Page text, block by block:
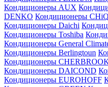
Кондиционеры AUX
DENKO Кондиционеры CHiQ
Кондиционеры Daichi
Кондиционеры Toshiba
Кондиционеры General
Кондиционеры Berlingtoun
Кондиционеры
Кондиционеры DAICOND
Кондиционеры EUROHOFF